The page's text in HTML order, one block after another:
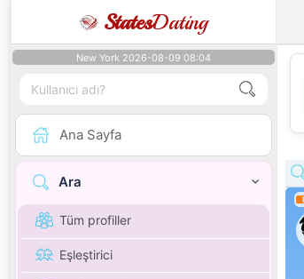
StatesDating
New York 2026-08-09 08:04
Ana Sayfa
Ara
Tüm profiller
Eşleştirici